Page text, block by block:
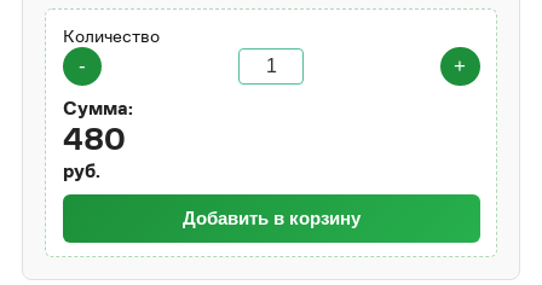
Количество
-
+
Сумма:
480
руб.
Добавить в корзину